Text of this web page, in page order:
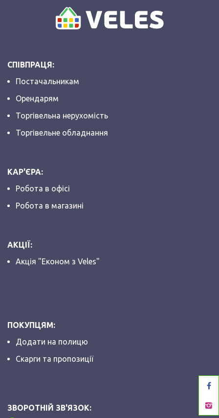
СПІВПРАЦЯ:
Постачальникам
Орендарям
Торгівельна нерухомість
Торгівельне обладнання
КАР'ЄРА:
Робота в офісі
Робота в магазині
АКЦІЇ:
Акція "Економ з Veles"
ПОКУПЦЯМ:
Додати на полицю
Скарги та пропозиції
ЗВОРОТНІЙ ЗВ'ЯЗОК: